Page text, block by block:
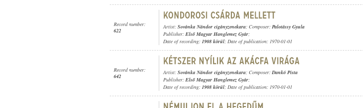
Record number:
622
Artist: Sovánka Nándor cigányzenekara; Composer: Palotássy Gyula
Publisher: Első Magyar Hanglemez Gyár;
Date of recording: 1908 körül; Date of publication: 1970-01-01
Record number:
642
Artist: Sovánka Nándor cigányzenekara; Composer:Dankó Pista
Publisher: Első Magyar Hanglemez Gyár;
Date of recording: 1908 körül; Date of publication: 1970-01-01